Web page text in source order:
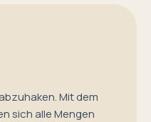
Mit dem
sich alle Mengen